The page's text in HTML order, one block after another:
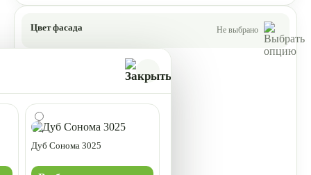
Цвет фасада Не выбрано
Дуб Сонома 3025